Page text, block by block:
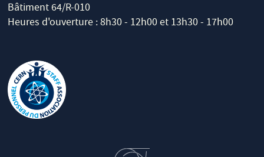
Bâtiment 64/R-010
Heures d'ouverture : 8h30 - 12h00 et 13h30 - 17h00